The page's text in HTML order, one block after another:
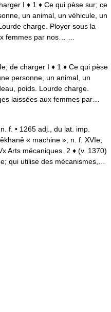
I ♦ 1 ♦ Ce qui pèse sur; ce
un animal, un véhicule, un
charge. Ployer sous la
femmes par nos… …
de charger I ♦ 1 ♦ Ce qui pèse
personne, un animal, un
poids. Lourde charge.
laissées aux femmes par…
f. • 1265 adj., du lat. imp.
« machine »; n. f. XVIe,
Arts mécaniques. 2 ♦ (v. 1370)
qui utilise des mécanismes,…